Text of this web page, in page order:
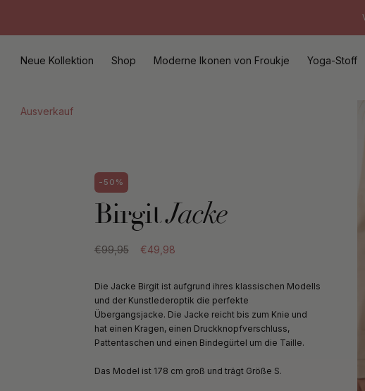
Inhalt
Neue Kollektion Shop Moderne Ikonen von Froukje Yoga-Stoff
Ausverkauf
-50%
BirgitJacke
€99,95 €49,98
Die Jacke Birgit ist aufgrund ihres klassischen Modells
und der Kunstlederoptik die perfekte
Übergangsjacke. Die Jacke reicht bis zum Knie und
hat einen Kragen, einen Druckknopfverschluss,
Pattentaschen und einen Bindegürtel um die Taille.
Das Model ist 178 cm groß und trägt Größe S.